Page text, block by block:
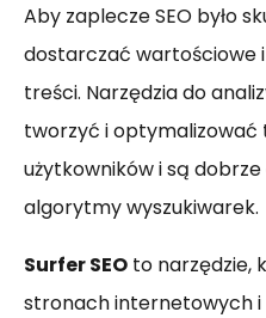
Aby zaplecze SEO było
dostarczać wartościowe
treści. Narzędzia do
tworzyć i
użytkowników i są
algorytmy wyszukiwarek.
Surfer SEO to narzędzie,
stronach internetowych i